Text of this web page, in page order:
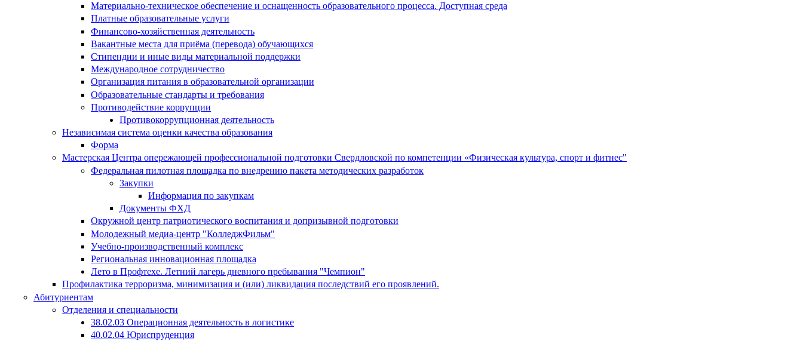
Материально-техническое обеспечение и оснащенность образовательного процесса. Доступная среда
Платные образовательные услуги
Финансово-хозяйственная деятельность
Вакантные места для приёма (перевода) обучающихся
Стипендии и иные виды материальной поддержки
Международное сотрудничество
Организация питания в образовательной организации
Образовательные стандарты и требования
Противодействие коррупции
Противокоррупционная деятельность
Независимая система оценки качества образования
Форма
Мастерская Центра опережающей профессиональной подготовки Свердловской по компетенции «Физическая культура, спорт и фитнес"
Федеральная пилотная площадка по внедрению пакета методических разработок
Закупки
Информация по закупкам
Документы ФХД
Окружной центр патриотического воспитания и допризывной подготовки
Молодежный медиа-центр "КолледжФильм"
Учебно-производственный комплекс
Региональная инновационная площадка
Лето в Профтехе. Летний лагерь дневного пребывания "Чемпион"
Профилактика терроризма, минимизация и (или) ликвидация последствий его проявлений.
Абитуриентам
Отделения и специальности
38.02.03 Операционная деятельность в логистике
40.02.04 Юриспруденция